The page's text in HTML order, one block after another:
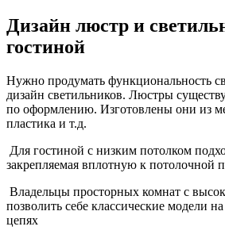
Дизайн люстр и
гостиной
Нужно продумать функциональность
дизайн светильников. Люстры
по оформлению. Изготовлены они из
пластика и т.д.
Для гостиной с низким потолком
закрепляемая вплотную к потолочной
Владельцы просторных комнат с
позволить себе классические модели
цепях